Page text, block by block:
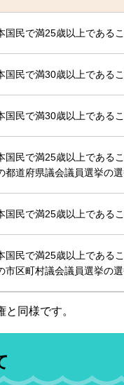
国民で満25歳以上であるこ
国民で満30歳以上であるこ
国民で満30歳以上であるこ
国民で満25歳以上であるこ
都道府県議会議員選挙の
国民で満25歳以上であるこ
国民で満25歳以上であるこ
市区町村議会議員選挙の
同様です。